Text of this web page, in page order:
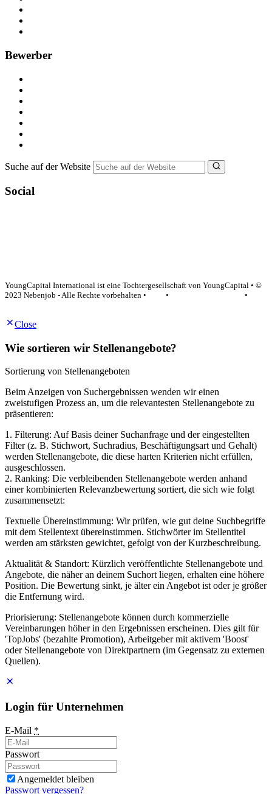
Bewerber
Suche auf der Website
Social
YoungCapital International ist eine Tochtergesellschaft von YoungCapital • ©
2023 Nebenjob - Alle Rechte vorbehalten •
•
•
Close
Wie sortieren wir Stellenangebote?
Sortierung von Stellenangeboten
Beim Anzeigen von Suchergebnissen wenden wir einen
zweistufigen Prozess an, um die relevantesten Stellenangebote zu
präsentieren:
1. Filterung: Auf Basis deiner Suchanfrage und der eingestellten
Filter (z. B. Stichwort, Suchradius, Beschäftigungsart und Gehalt)
werden Stellenangebote, die diese harten Kriterien nicht erfüllen,
ausgeschlossen.
2. Ranking: Die verbleibenden Stellenangebote werden anhand
einer kombinierten Relevanzbewertung sortiert, die sich wie folgt
zusammensetzt:
Textuelle Übereinstimmung: Wir prüfen, wie gut deine Suchbegriffe
mit dem Stellentext übereinstimmen. Stichwörter im Stellentitel
werden am stärksten gewichtet, gefolgt von der Kurzbeschreibung.
Aktualität & Standort: Kürzlich veröffentlichte Stellenangebote und
Angebote, die näher an deinem Suchort liegen, erhalten eine höhere
Position. Die Bewertung sinkt, je älter ein Angebot ist oder je größer
die Entfernung wird.
Priorisierung: Stellenangebote können durch kommerzielle
Vereinbarungen höher in den Ergebnissen erscheinen. Dies gilt für
'TopJobs' (bezahlte Promotion), Arbeitgeber mit aktivem 'Boost'
oder Stellenangebote von Direktpartnern (im Gegensatz zu externen
Quellen).
Login für Unternehmen
E-Mail *
Passwort
Angemeldet bleiben
Passwort vergessen?